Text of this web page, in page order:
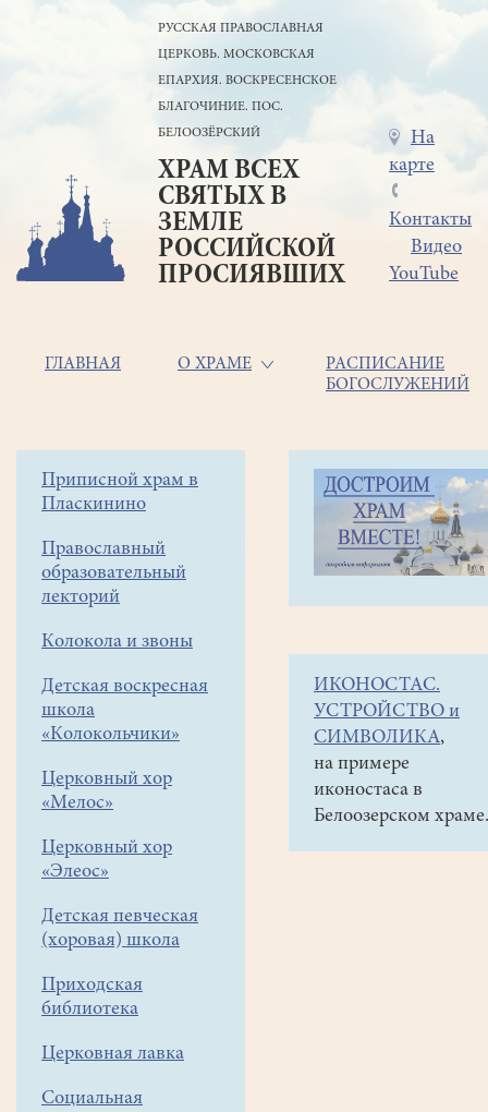
РУССКАЯ ПРАВОСЛАВНАЯ
ЦЕРКОВЬ. МОСКОВСКАЯ
ЕПАРХИЯ. ВОСКРЕСЕНСКОЕ
БЛАГОЧИНИЕ. ПОС.
БЕЛООЗЁРСКИЙ
ХРАМ ВСЕХ
СВЯТЫХ В
ЗЕМЛЕ
РОССИЙСКОЙ
ПРОСИЯВШИХ
Меню
в
шапке
На
карте
Контакты
Видео
YouTube
Основная
ГЛАВНАЯ О ХРАМЕ
РАСПИСАНИЕ
БОГОСЛУЖЕНИЙ
Боковое
меню
Приписной храм в
Пласкинино
Православный
образовательный
лекторий
Колокола и звоны
Детская воскресная
школа
«Колокольчики»
Церковный хор
«Мелос»
Церковный хор
«Элеос»
Детская певческая
(хоровая) школа
Приходская
библиотека
Церковная лавка
Социальная
Строка
навигации
Объявления
16-
30час.
Рождественский
спектакль
"Христославы"
ИКОНОСТАС.
УСТРОЙСТВО и
СИМВОЛИКА,
на примере
иконостаса в
Белоозерском храме.